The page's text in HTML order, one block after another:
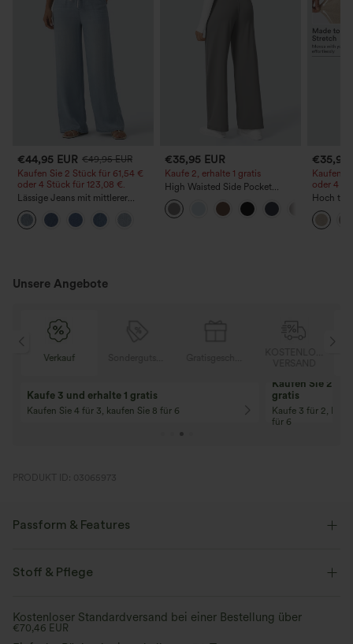
€44,95 EUR €49,95 EUR
Kaufen Sie 2 Stück für 61,54 €
oder 4 Stück für 123,08 €.
Lässige Jeans mit mittlerer
Bundhöhe, Kordelzug und
Taschen
€35,95 EUR
Kaufe 2, erhalte 1 gratis
High Waisted Side Pocket
Straight Leg Work Pants
€35,95
Kaufen
oder 4
Hoch
Optik-
Unsere Angebote
Verkauf
Kaufe 3 und erhalte 1 gratis
Kaufen Sie 4 für 3, kaufen Sie 8 für 6
Kaufen Sie 2
gratis
Kaufe 3 für 2,
für 6
PRODUKT ID: 03065973
Passform & Features
ärmellos
Stoff & Pflege
Kostenloser Standardversand bei einer Bestellung über
€70,46 EUR